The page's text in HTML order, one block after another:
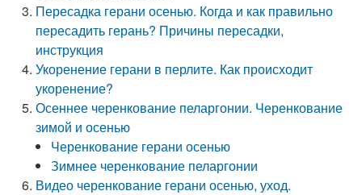
Пересадка герани осенью. Когда и как правильно
пересадить герань? Причины пересадки,
инструкция
Укоренение герани в перлите. Как происходит
укоренение?
Осеннее черенкование пеларгонии. Черенкование
зимой и осенью
Черенкование герани осенью
Зимнее черенкование пеларгонии
Видео черенкование герани осенью, уход.